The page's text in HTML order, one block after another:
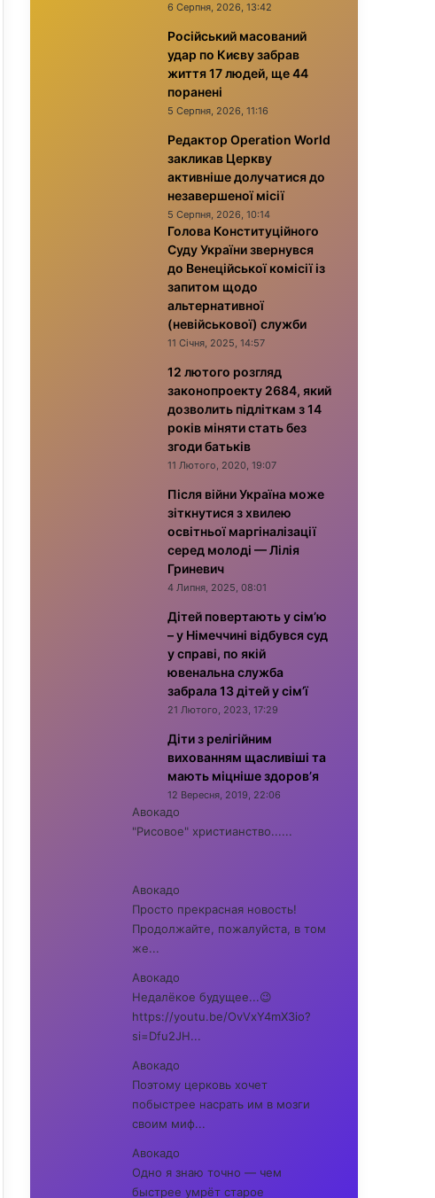
6 Серпня, 2026, 13:42
Російський масований
удар по Києву забрав
життя 17 людей, ще 44
поранені
5 Серпня, 2026, 11:16
Редактор Operation World
закликав Церкву
активніше долучатися до
незавершеної місії
5 Серпня, 2026, 10:14
Голова Конституційного
Суду України звернувся
до Венеційської комісії із
запитом щодо
альтернативної
(невійськової) служби
11 Січня, 2025, 14:57
12 лютого розгляд
законопроекту 2684, який
дозволить підліткам з 14
років міняти стать без
згоди батьків
11 Лютого, 2020, 19:07
Після війни Україна може
зіткнутися з хвилею
освітньої маргіналізації
серед молоді — Лілія
Гриневич
4 Липня, 2025, 08:01
Дітей повертають у сім’ю
– у Німеччині відбувся суд
у справі, по якій
ювенальна служба
забрала 13 дітей у сім’ї
21 Лютого, 2023, 17:29
Діти з релігійним
вихованням щасливіші та
мають міцніше здоров’я
12 Вересня, 2019, 22:06
Авокадо
"Рисовое" христианство......
Авокадо
Просто прекрасная новость!
Продолжайте, пожалуйста, в том
же...
Авокадо
Недалёкое будущее...😉
https://youtu.be/OvVxY4mX3io?
si=Dfu2JH...
Авокадо
Поэтому церковь хочет
побыстрее насрать им в мозги
своим миф...
Авокадо
Одно я знаю точно — чем
быстрее умрёт старое